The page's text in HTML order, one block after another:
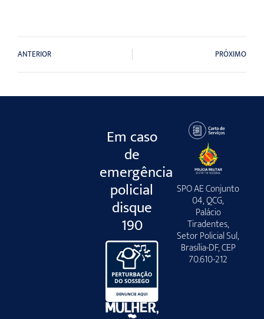
ANTERIOR PRÓXIMO
Em caso
de
emergência
policial
disque
190
SPO AE Conjunto
04, QCG,
Palácio
Tiradentes,
Setor Policial Sul,
Brasília-DF, CEP
70.610-212